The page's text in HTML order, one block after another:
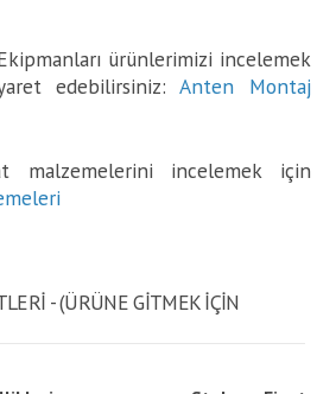
ürünlerimizi incelemek
edebilirsiniz:Anten Montaj
incelemek için
- (ÜRÜNE GITMEK IÇIN